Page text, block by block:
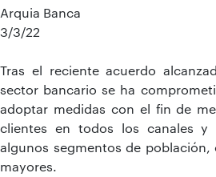
Arquia Banca
3/3/22
Tras el reciente acuerdo
sector bancario se ha
adoptar medidas con el fin de
clientes en todos los canales y
algunos segmentos de población,
mayores.